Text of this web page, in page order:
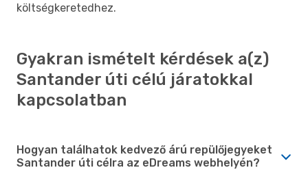
költségkeretedhez.
Gyakran ismételt kérdések a(z)
Santander úti célú járatokkal
kapcsolatban
Hogyan találhatok kedvező árú repülőjegyeket
Santander úti célra az eDreams webhelyén?